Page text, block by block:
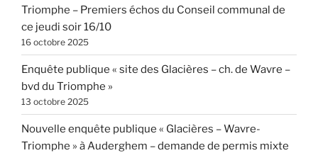
Triomphe – Premiers échos du Conseil communal de
ce jeudi soir 16/10
16 octobre 2025
Enquête publique « site des Glacières – ch. de Wavre –
bvd du Triomphe »
13 octobre 2025
Nouvelle enquête publique « Glacières – Wavre-
Triomphe » à Auderghem – demande de permis mixte